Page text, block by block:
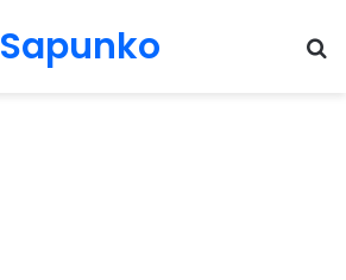
Sapunko